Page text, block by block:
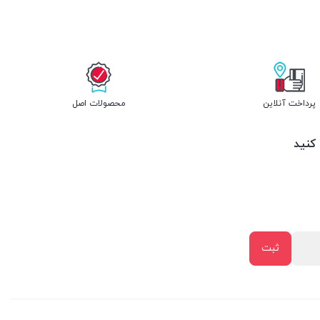
پرداخت آنلاین محصولات اصل
کنید